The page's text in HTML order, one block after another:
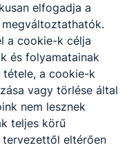
elfogadja a
a cookie-k célja
és folyamatainak
tétele, a cookie-k
vagy törlése által
nem lesznek
teljes körű
tervezettől eltérően